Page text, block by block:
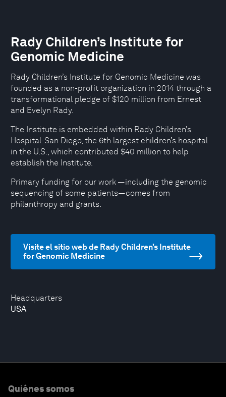
Headquarters
USA
Rady Children’s Institute for
Genomic Medicine
Rady Children’s Institute for Genomic Medicine was
founded as a non-profit organization in 2014 through a
transformational pledge of $120 million from Ernest
and Evelyn Rady.
The Institute is embedded within Rady Children’s
Hospital-San Diego, the 6th largest children’s hospital
in the U.S., which contributed $40 million to help
establish the Institute.
Primary funding for our work —including the genomic
sequencing of some patients—comes from
philanthropy and grants.
Visite el sitio web de Rady Children’s Institute
for Genomic Medicine
Quiénes somos